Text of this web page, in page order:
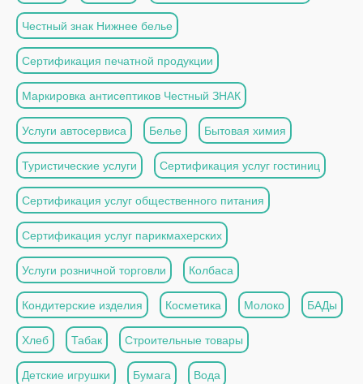
Честный знак Нижнее белье
Сертификация печатной продукции
Маркировка антисептиков Честный ЗНАК
Услуги автосервиса Белье Бытовая химия
Туристические услуги Сертификация услуг гостиниц
Сертификация услуг общественного питания
Сертификация услуг парикмахерских
Услуги розничной торговли Колбаса
Кондитерские изделия Косметика Молоко БАДы
Хлеб Табак Строительные товары
Детские игрушки Бумага Вода